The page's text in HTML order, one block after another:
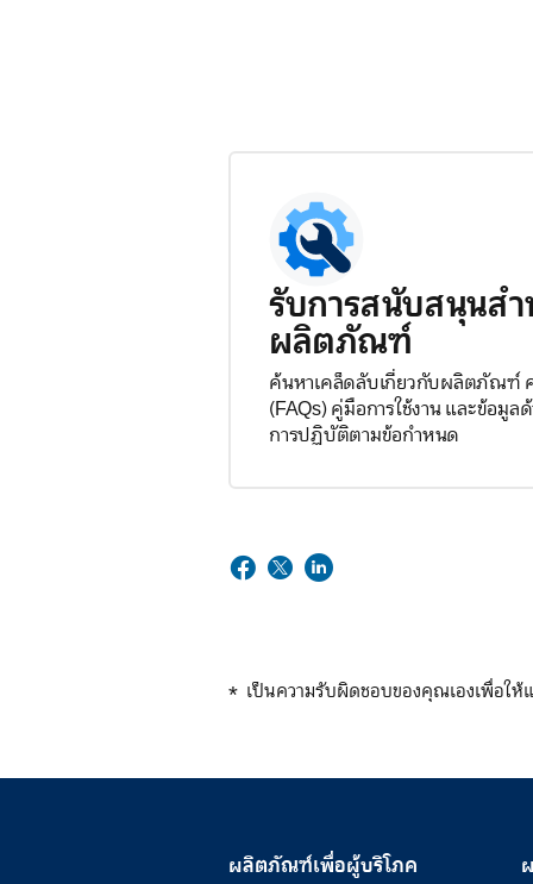
รับการสนับสนุนส
ผลิตภัณฑ์
ค้นหาเคล็ดลับเกี่ยวกับผลิตภัณฑ์
(FAQs) คู่มือการใช้งาน และข้อมู
การปฏิบัติตามข้อกำหนด
เป็นความรับผิดชอบของคุณเองเพื่อใ
ผลิตภัณฑ์เพื่อผู้บริโภค